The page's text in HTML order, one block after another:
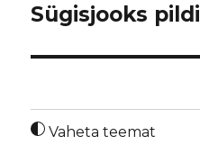
Sügisjooks
Vaheta teemat